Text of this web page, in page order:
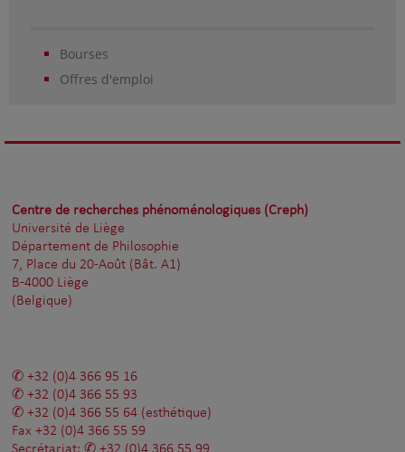
Bourses
Offres d'emploi
Centre de recherches phénoménologiques (Creph)
Université de Liège
Département de Philosophie
7, Place du 20-Août (Bât. A1)
B-4000 Liège
(Belgique)
+32 (0)4 366 95 16
+32 (0)4 366 55 93
+32 (0)4 366 55 64 (esthétique)
Fax +32 (0)4 366 55 59